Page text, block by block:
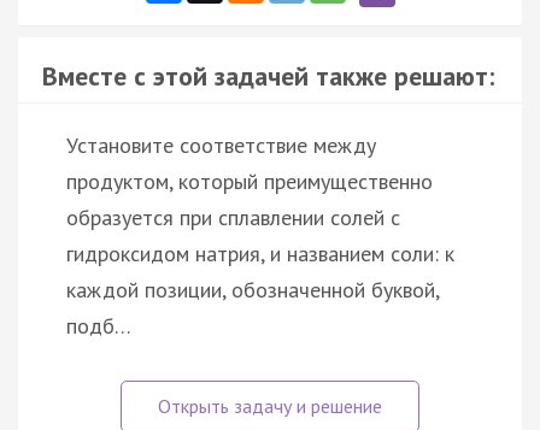
Вместе с этой задачей также решают:
Установите соответствие между
продуктом, который преимущественно
образуется при сплавлении солей с
гидроксидом натрия, и названием соли: к
каждой позиции, обозначенной буквой,
подб…